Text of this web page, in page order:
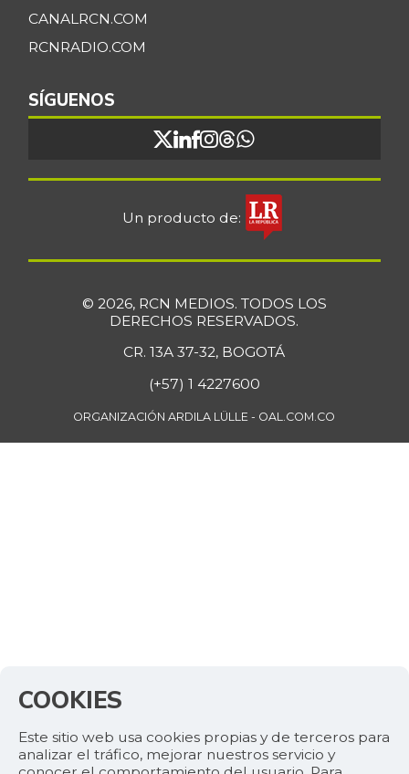
CANALRCN.COM
RCNRADIO.COM
SÍGUENOS
Un producto de:
© 2026, RCN MEDIOS. TODOS LOS
DERECHOS RESERVADOS.
CR. 13A 37-32, BOGOTÁ
(+57) 1 4227600
ORGANIZACIÓN ARDILA LÜLLE - OAL.COM.CO
COOKIES
Este sitio web usa cookies propias y de terceros para
analizar el tráfico, mejorar nuestros servicio y